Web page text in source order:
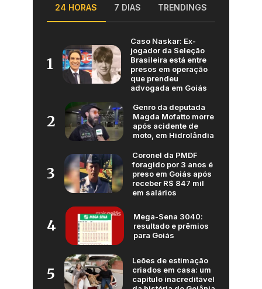
24 HORAS 7 DIAS TRENDINGS
1
Caso Naskar: Ex-
jogador da Seleção
Brasileira está entre
presos em operação
que prendeu
advogada em Goiás
2
Genro da deputada
Magda Mofatto morre
após acidente de
moto, em Hidrolândia
3
Coronel da PMDF
foragido por 3 anos é
preso em Goiás após
receber R$ 847 mil
em salários
4
Mega-Sena 3040:
resultado e prêmios
para Goiás
5
Leões de estimação
criados em casa: um
capítulo inacreditável